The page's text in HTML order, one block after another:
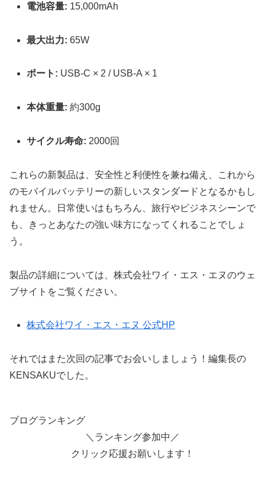
電池容量: 15,000mAh
最大出力: 65W
ポート: USB-C × 2 / USB-A × 1
本体重量: 約300g
サイクル寿命: 2000回
これらの新製品は、安全性と利便性を兼ね備え、これから
のモバイルバッテリーの新しいスタンダードとなるかもし
れません。日常使いはもちろん、旅行やビジネスシーンで
も、きっとあなたの強い味方になってくれることでしょ
う。
製品の詳細については、株式会社ワイ・エス・エヌのウェ
ブサイトをご覧ください。
株式会社ワイ・エス・エヌ 公式HP
それではまた次回の記事でお会いしましょう！編集長の
KENSAKUでした。
ブログランキング
＼ランキング参加中／
クリック応援お願いします！